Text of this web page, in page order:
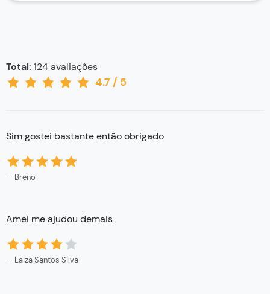
4.7 / 5
Total: 124avaliações
Sim gostei bastante então obrigado
Breno
Amei me ajudou demais
Laiza Santos Silva